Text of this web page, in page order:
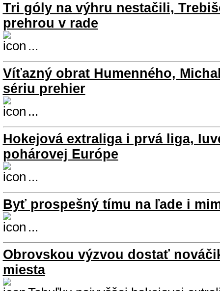
Tri góly na výhru nestačili,
prehrou v rade
...
Víťazný obrat Humenného,
sériu prehier
...
Hokejová extraliga i prvá liga,
pohárovej Európe
...
Byť prospešný tímu na ľade i
...
Obrovskou výzvou dostať
miesta